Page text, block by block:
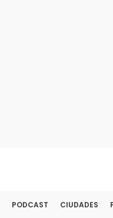
PODCAST CIUDADES